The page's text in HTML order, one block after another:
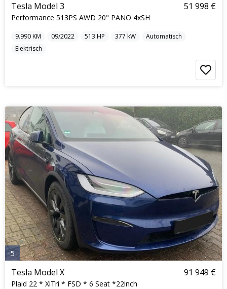
Tesla Model 3
Performance 513PS AWD 20" PANO 4xSH
51 998 €
9.990KM 09/2022 513 HP 377 kW
Automatisch
Elektrisch
5
Tesla Model X
Plaid 22 * XiTri * FSD * 6 Seat *22inch
91 949 €